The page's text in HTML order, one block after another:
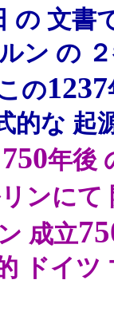
の 文書
ン の
の1237
的な 起
750年後
ンにて
成立
ドイ